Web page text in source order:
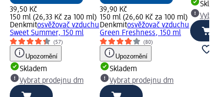
39,50 Kč
150 ml (26,33 Kč za 100 ml)
Denkmitosvěžovač vzduchu
Sweet Summer, 150 ml
(57)
Upozornění
Skladem
Vybrat prodejnu dm
39,90 Kč
150 ml (26,60 Kč za 100 ml)
Denkmitosvěžovač vzduchu
Green Freshness, 150 ml
(80)
Upozornění
Skladem
Vybrat prodejnu dm